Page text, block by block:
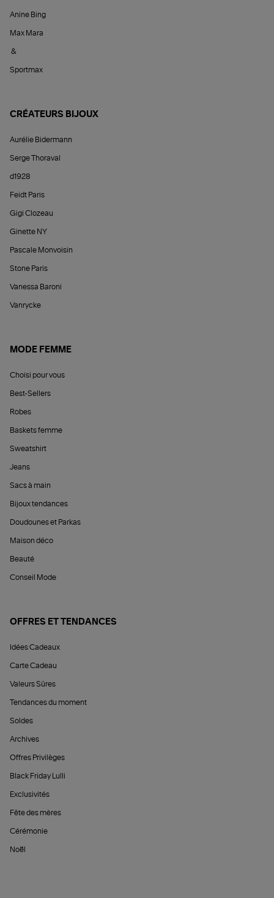
Anine Bing
Max Mara
&
Sportmax
CRÉATEURS BIJOUX
Aurélie Bidermann
Serge Thoraval
d1928
Feidt Paris
Gigi Clozeau
Ginette NY
Pascale Monvoisin
Stone Paris
Vanessa Baroni
Vanrycke
MODE FEMME
Choisi pour vous
Best-Sellers
Robes
Baskets femme
Sweatshirt
Jeans
Sacs à main
Bijoux tendances
Doudounes et Parkas
Maison déco
Beauté
Conseil Mode
OFFRES ET TENDANCES
Idées Cadeaux
Carte Cadeau
Valeurs Sûres
Tendances du moment
Soldes
Archives
Offres Privilèges
Black Friday Lulli
Exclusivités
Fête des mères
Cérémonie
Noël